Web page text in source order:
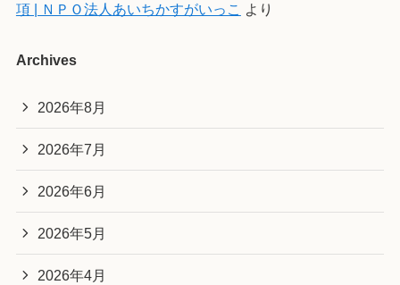
項 | ＮＰＯ法人あいちかすがいっこ より
Archives
2026年8月
2026年7月
2026年6月
2026年5月
2026年4月